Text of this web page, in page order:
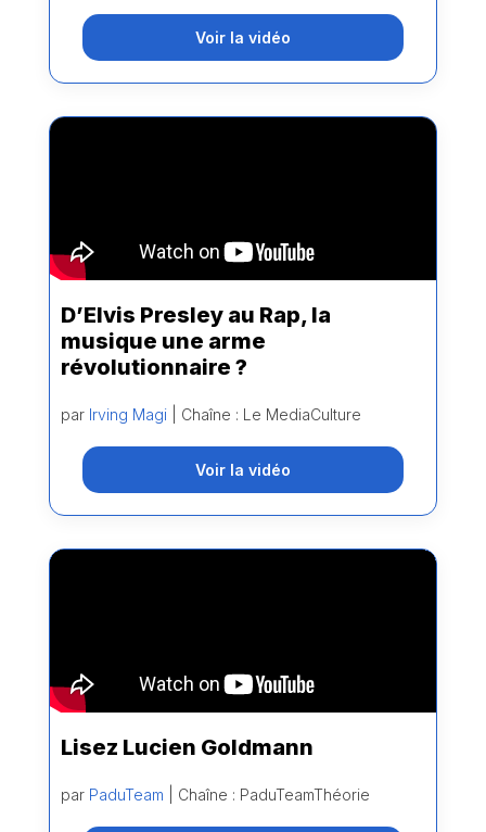
Voir la vidéo
D’Elvis Presley au Rap, la
musique une arme
révolutionnaire ?
par Irving Magi| Chaîne : Le MediaCulture
Voir la vidéo
Lisez Lucien Goldmann
par PaduTeam | Chaîne : PaduTeamThéorie